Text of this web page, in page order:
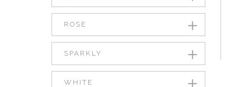
ROSE
SPARKLY
WHITE